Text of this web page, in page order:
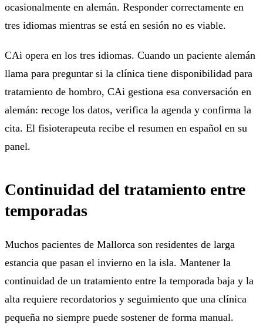
ocasionalmente en alemán. Responder correctamente en
tres idiomas mientras se está en sesión no es viable.
CAi opera en los tres idiomas. Cuando un paciente alemán
llama para preguntar si la clínica tiene disponibilidad para
tratamiento de hombro, CAi gestiona esa conversación en
alemán: recoge los datos, verifica la agenda y confirma la
cita. El fisioterapeuta recibe el resumen en español en su
panel.
Continuidad del tratamiento entre
temporadas
Muchos pacientes de Mallorca son residentes de larga
estancia que pasan el invierno en la isla. Mantener la
continuidad de un tratamiento entre la temporada baja y la
alta requiere recordatorios y seguimiento que una clínica
pequeña no siempre puede sostener de forma manual.